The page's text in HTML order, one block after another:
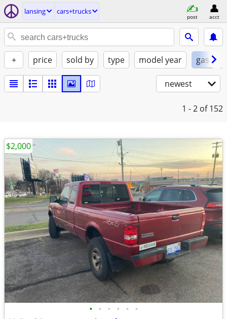
lansing cars+trucks
post acct
+ price sold by type model year gas
newest
1 - 2 of 152
• • • • • •
$2,000